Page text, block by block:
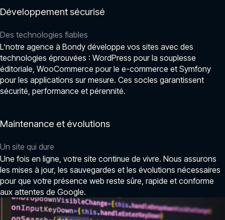
Développement sécurisé
Des technologies fiables
L’notre agence à Bondy développe vos sites avec des
technologies éprouvées : WordPress pour la souplesse
éditoriale, WooCommerce pour le e-commerce et Symfony
pour les applications sur mesure. Ces socles garantissent
sécurité, performance et pérennité.
Maintenance et évolutions
Un site qui dure
Une fois en ligne, votre site continue de vivre. Nous assurons
les mises à jour, les sauvegardes et les évolutions nécessaires
pour que votre présence web reste sûre, rapide et conforme
aux attentes de Google.